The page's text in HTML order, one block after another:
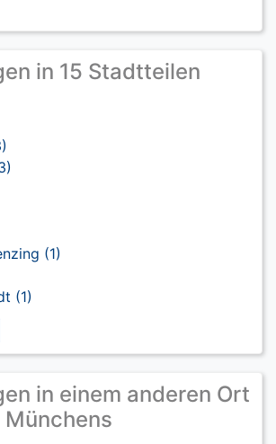
in 15 Stadtteilen
(1)
(1)
in einem anderen Ort